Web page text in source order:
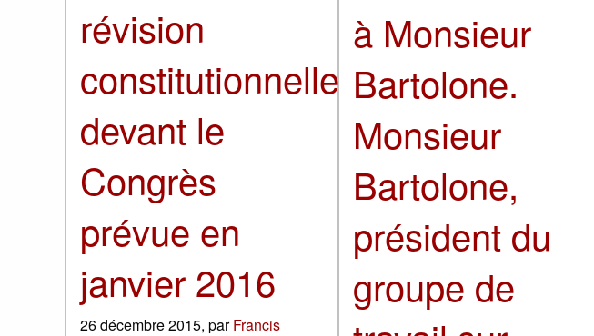
révision
constitutionnelle
devant le
Congrès
prévue en
janvier 2016
26 décembre 2015, parFrancis
à Monsieur
Bartolone.
Monsieur
Bartolone,
président du
groupe de